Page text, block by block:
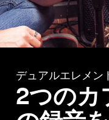
デュアルエレメン
2つのカ